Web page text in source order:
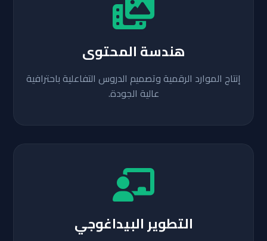
هندسة المحتوى
إنتاج الموارد الرقمية وتصميم الدروس التفاعلية باحترافية
عالية الجودة.
التطوير البيداغوجي